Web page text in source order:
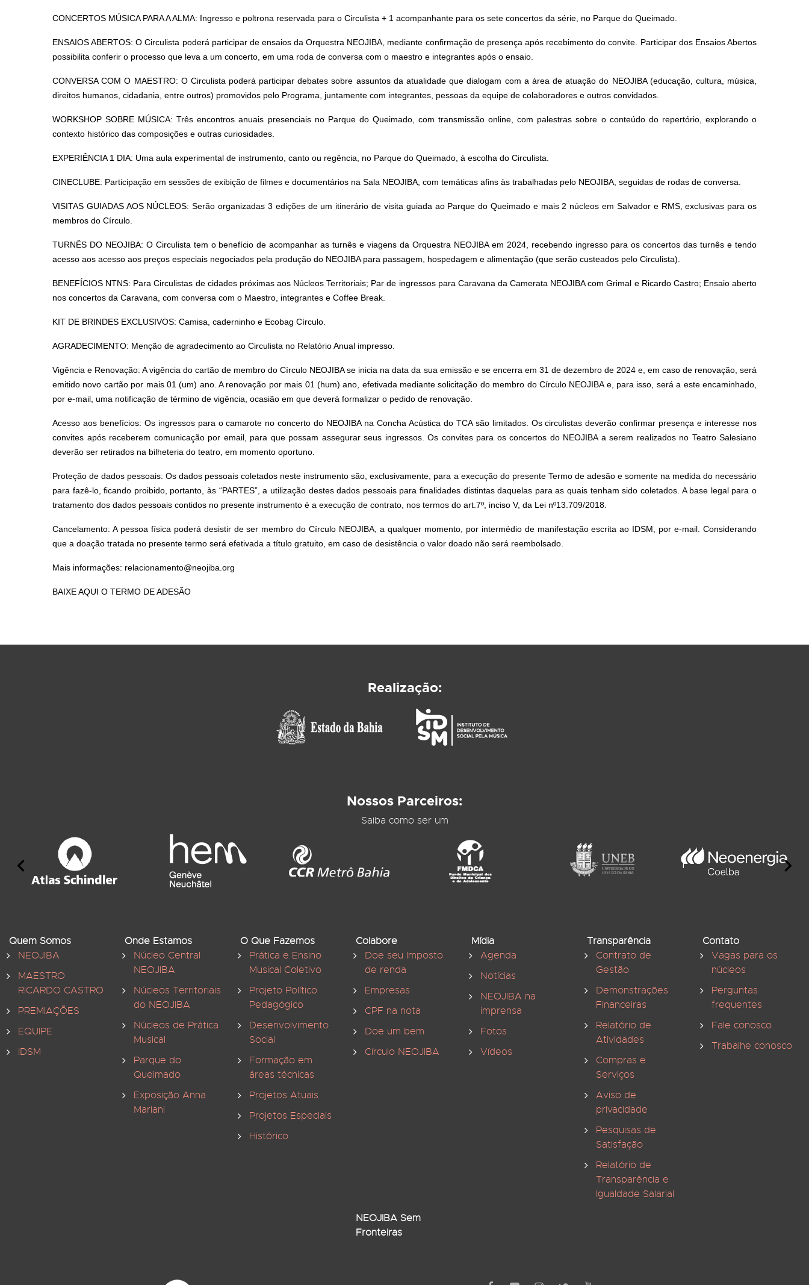
CONCERTOS MÚSICA PARA A ALMA: Ingresso e poltrona reservada para o Circulista + 1 acompanhante para os sete concertos da série, no Parque do Queimado.
ENSAIOS ABERTOS: O Circulista poderá participar de ensaios da Orquestra NEOJIBA, mediante confirmação de presença após recebimento do convite. Participar dos Ensaios Abertos
possibilita conferir o processo que leva a um concerto, em uma roda de conversa com o maestro e integrantes após o ensaio.
CONVERSA COM O MAESTRO: O Circulista poderá participar debates sobre assuntos da atualidade que dialogam com a área de atuação do NEOJIBA (educação, cultura, música,
direitos humanos, cidadania, entre outros) promovidos pelo Programa, juntamente com integrantes, pessoas da equipe de colaboradores e outros convidados.
WORKSHOP SOBRE MÚSICA: Três encontros anuais presenciais no Parque do Queimado, com transmissão online, com palestras sobre o conteúdo do repertório, explorando o
contexto histórico das composições e outras curiosidades.
EXPERIÊNCIA 1 DIA: Uma aula experimental de instrumento, canto ou regência, no Parque do Queimado, à escolha do Circulista.
CINECLUBE: Participação em sessões de exibição de filmes e documentários na Sala NEOJIBA, com temáticas afins às trabalhadas pelo NEOJIBA, seguidas de rodas de conversa.
VISITAS GUIADAS AOS NÚCLEOS: Serão organizadas 3 edições de um itinerário de visita guiada ao Parque do Queimado e mais 2 núcleos em Salvador e RMS, exclusivas para os
membros do Círculo.
TURNÊS DO NEOJIBA: O Circulista tem o benefício de acompanhar as turnês e viagens da Orquestra NEOJIBA em 2024, recebendo ingresso para os concertos das turnês e tendo
acesso aos acesso aos preços especiais negociados pela produção do NEOJIBA para passagem, hospedagem e alimentação (que serão custeados pelo Circulista).
BENEFÍCIOS NTNS: Para Circulistas de cidades próximas aos Núcleos Territoriais; Par de ingressos para Caravana da Camerata NEOJIBA com Grimal e Ricardo Castro; Ensaio aberto
nos concertos da Caravana, com conversa com o Maestro, integrantes e Coffee Break.
KIT DE BRINDES EXCLUSIVOS: Camisa, caderninho e Ecobag Círculo.
AGRADECIMENTO: Menção de agradecimento ao Circulista no Relatório Anual impresso.
Vigência e Renovação: A vigência do cartão de membro do Círculo NEOJIBA se inicia na data da sua emissão e se encerra em 31 de dezembro de 2024 e, em caso de renovação, será
emitido novo cartão por mais 01 (um) ano. A renovação por mais 01 (hum) ano, efetivada mediante solicitação do membro do Círculo NEOJIBA e, para isso, será a este encaminhado,
por e-mail, uma notificação de término de vigência, ocasião em que deverá formalizar o pedido de renovação.
Acesso aos benefícios: Os ingressos para o camarote no concerto do NEOJIBA na Concha Acústica do TCA são limitados. Os circulistas deverão confirmar presença e interesse nos
convites após receberem comunicação por email, para que possam assegurar seus ingressos. Os convites para os concertos do NEOJIBA a serem realizados no Teatro Salesiano
deverão ser retirados na bilheteria do teatro, em momento oportuno.
Proteção de dados pessoais: Os dados pessoais coletados neste instrumento são, exclusivamente, para a execução do presente Termo de adesão e somente na medida do necessário
para fazê-lo, ficando proibido, portanto, às “PARTES”, a utilização destes dados pessoais para finalidades distintas daquelas para as quais tenham sido coletados. A base legal para o
tratamento dos dados pessoais contidos no presente instrumento é a execução de contrato, nos termos do art.7º, inciso V, da Lei nº13.709/2018.
Cancelamento: A pessoa física poderá desistir de ser membro do Círculo NEOJIBA, a qualquer momento, por intermédio de manifestação escrita ao IDSM, por e-mail. Considerando
que a doação tratada no presente termo será efetivada a título gratuito, em caso de desistência o valor doado não será reembolsado.
Mais informações: relacionamento@neojiba.org
BAIXE AQUI O TERMO DE ADESÃO
Realização:
Nossos Parceiros:
Saiba como ser um
Quem Somos
NEOJIBA
MAESTRO
RICARDO CASTRO
PREMIAÇÕES
EQUIPE
IDSM
Onde Estamos
Núcleo Central
NEOJIBA
Núcleos Territoriais
do NEOJIBA
Núcleos de Prática
Musical
Parque do
Queimado
Exposição Anna
Mariani
O Que Fazemos
Prática e Ensino
Musical Coletivo
Projeto Político
Pedagógico
Desenvolvimento
Social
Formação em
áreas técnicas
Projetos Atuais
Projetos Especiais
Histórico
Colabore
Doe seu Imposto
de renda
Empresas
CPF na nota
Doe um bem
Círculo NEOJIBA
Mídia
Agenda
Notícias
NEOJIBA na
imprensa
Fotos
Vídeos
Transparência
Contrato de
Gestão
Demonstrações
Financeiras
Relatório de
Atividades
Compras e
Serviços
Aviso de
privacidade
Pesquisas de
Satisfação
Relatório de
Transparência e
Igualdade Salarial
Contato
Vagas para os
núcleos
Perguntas
frequentes
Fale conosco
Trabalhe conosco
NEOJIBA Sem
Fronteiras